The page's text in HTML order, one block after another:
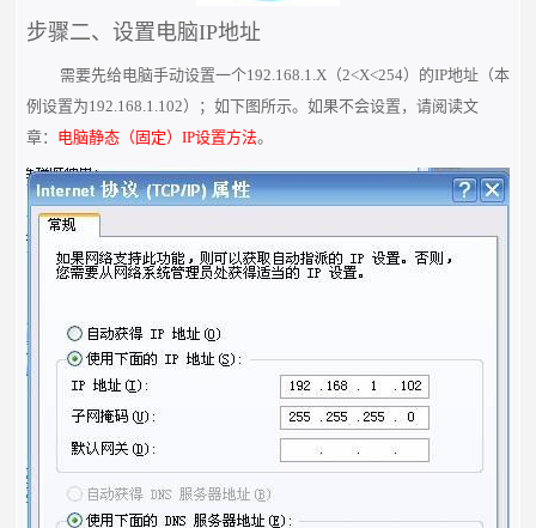
步骤二、设置电脑IP地址
需要先给电脑手动设置一个192.168.1.X（2<X<254）的IP地址（本
例设置为192.168.1.102）；如下图所示。如果不会设置，请阅读文
章： 电脑静态（固定）IP设置方法。